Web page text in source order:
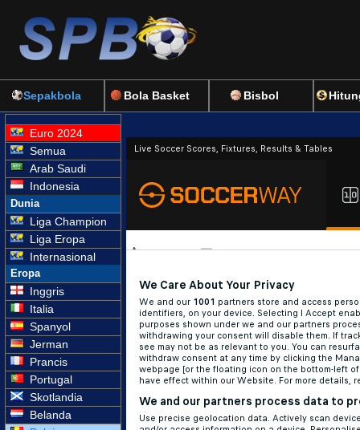
Sepakbola Bola Basket Bisbol
Euro 2024
Semua
Arab Saudi
Indonesia
Dunia
Liga Champion
Liga Eropa
Internasional
Eropa
Inggris
Italia
Spanyol
Jerman
Prancis
Portugal
Skotlandia
Belanda